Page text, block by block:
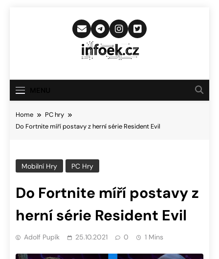
Infoek.cz
Novinkám
Home
PC hry
Do Fortnite míří postavy z herní série Resident Evil
Mobilní Hry PC Hry
Do Fortnite míří postavy z
herní série Resident Evil
Adolf Pupík 25.10.2021 0 1 Mins